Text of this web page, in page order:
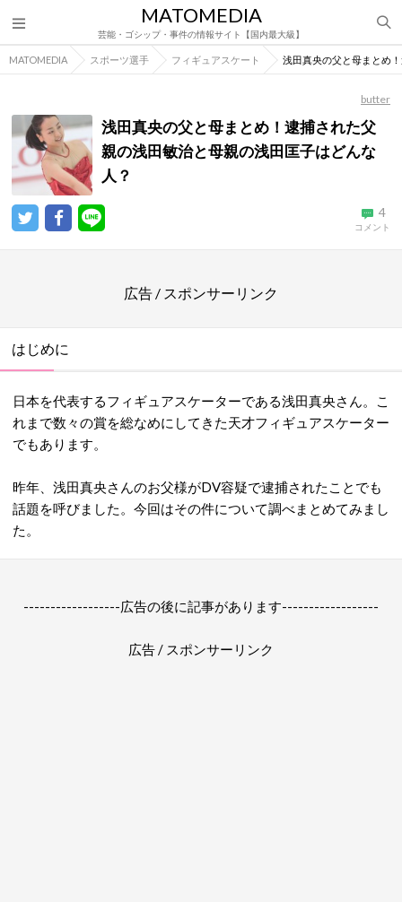
MATOMEDIA
芸能・ゴシップ・事件の情報サイト【国内最大級】
MATOMEDIA スポーツ選手 フィギュアスケート 浅田真央の父と母まとめ
butter
浅田真央の父と母まとめ！逮捕された父
親の浅田敏治と母親の浅田匡子はどんな
人？
4
コメント
広告 / スポンサーリンク
はじめに
日本を代表するフィギュアスケーターである浅田真央さん。こ
れまで数々の賞を総なめにしてきた天才フィギュアスケーター
でもあります。
昨年、浅田真央さんのお父様がDV容疑で逮捕されたことでも
話題を呼びました。今回はその件について調べまとめてみまし
た。
------------------広告の後に記事があります------------------
広告 / スポンサーリンク